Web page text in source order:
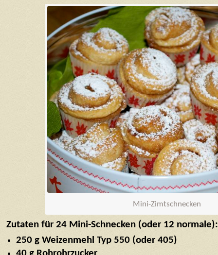
Mini-Zimtschnecken
Zutaten für 24 Mini-Schnecken (oder 12 normale):
250 g Weizenmehl Typ 550 (oder 405)